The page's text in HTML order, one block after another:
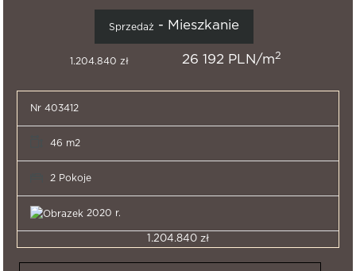
Sprzedaż - Mieszkanie
1.204.840 zł 26 192 PLN/m2
Nr 403412
46 m2
2 Pokoje
2020 r.
1.204.840 zł